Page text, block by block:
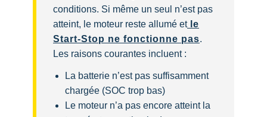
conditions. Si même un seul n’est pas
atteint, le moteur reste allumé et le
Start-Stop ne fonctionne pas.
Les raisons courantes incluent :
La batterie n’est pas suffisamment
chargée (SOC trop bas)
Le moteur n’a pas encore atteint la